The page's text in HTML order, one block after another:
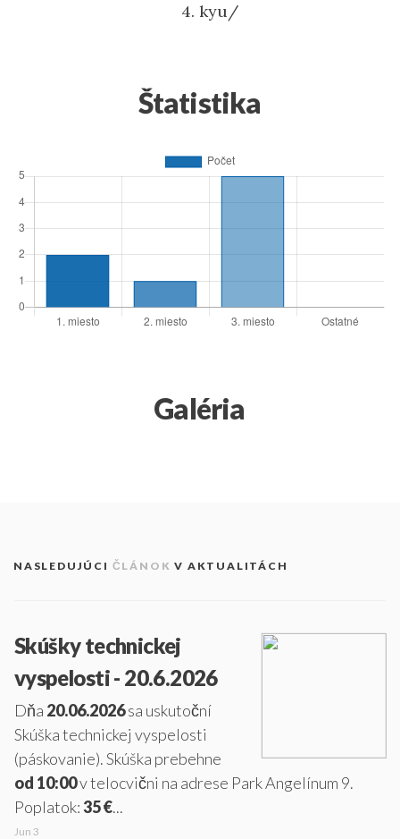
4. kyu/
Štatistika
Galéria
NASLEDUJÚCI ČLÁNOK V AKTUALITÁCH
Skúšky technickej
vyspelosti - 20.6.2026
Dňa 20.06.2026sa uskutoční
Skúška technickej vyspelosti
(páskovanie). Skúška prebehne
od 10:00v telocvični na adrese Park Angelínum 9.
Poplatok: 35 €...
Jun 3